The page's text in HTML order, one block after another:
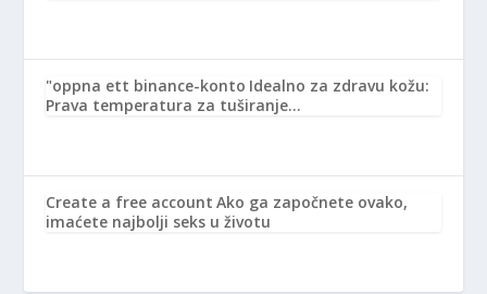
"oppna ett binance-konto Idealno za zdravu kožu:
Prava temperatura za tuširanje…
Create a free account Ako ga započnete ovako,
imaćete najbolji seks u životu